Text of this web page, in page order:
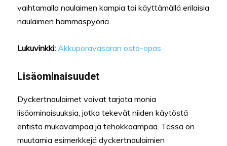
vaihtamalla naulaimen kampia tai käyttämällä erilaisia
​​naulaimen hammaspyöriä.
Lukuvinkki: Akkuporavasaran osto-opas
Lisäominaisuudet
Dyckertnaulaimet voivat tarjota monia
lisäominaisuuksia, jotka tekevät niiden käytöstä
entistä mukavampaa ja tehokkaampaa. Tässä on
muutamia esimerkkejä dyckertnaulaimien